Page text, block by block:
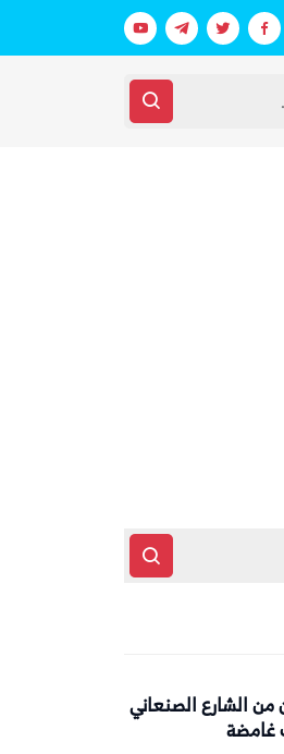
الحوثيون يختفون من الشارع
الشارع الصنعاني
غامضة